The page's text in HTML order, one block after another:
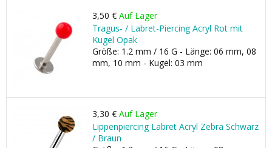
3,50 € Auf Lager
Tragus- / Labret-Piercing Acryl Rot mit
Kugel Opak
Größe: 1.2 mm / 16 G - Länge: 06 mm, 08
mm, 10 mm - Kugel: 03 mm
3,30 € Auf Lager
Lippenpiercing Labret Acryl Zebra Schwarz
/ Braun